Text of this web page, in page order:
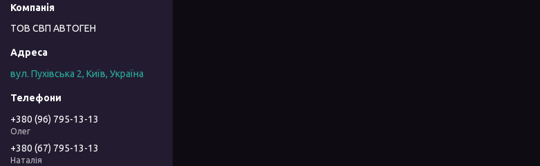
ТОВ СВП АВТОГЕН
вул. Пухівська 2, Київ, Україна
+380 (96) 795-13-13
Олег
+380 (67) 795-13-13
Наталія